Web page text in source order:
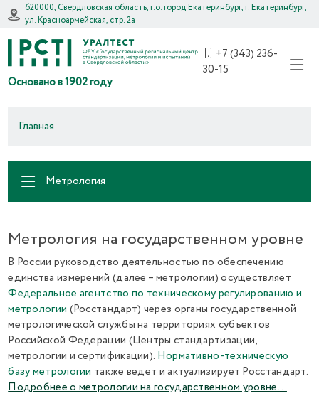
620000, Свердловская область, г.о. город Екатеринбург, г. Екатеринбург,
ул. Красноармейская, стр. 2а
Основано в 1902 году
+7 (343) 236-
30-15
Главная
Метрология
Метрология на государственном уровне
В России руководство деятельностью по обеспечению
единства измерений (далее – метрологии) осуществляет
Федеральное агентство по техническому регулированию и
метрологии (Росстандарт) через органы государственной
метрологической службы на территориях субъектов
Российской Федерации (Центры стандартизации,
метрологии и сертификации). Нормативно-техническую
базу метрологии также ведет и актуализирует Росстандарт.
Подробнее о метрологии на государственном уровне…